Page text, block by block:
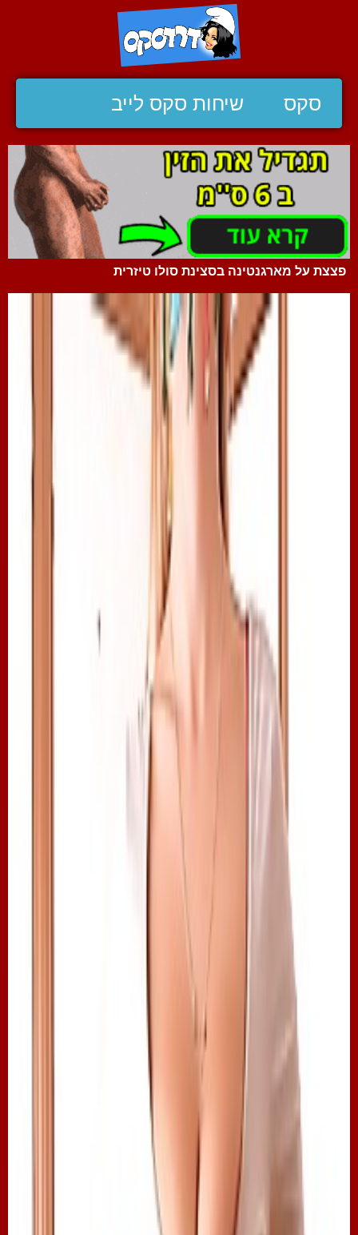
סקס שיחות סקס לייב
פצצת על מארגנטינה בסצינת סולו טיזרית